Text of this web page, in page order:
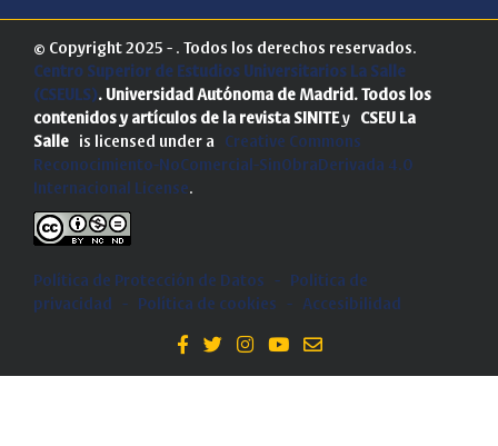
© Copyright 2025 - . Todos los derechos reservados.
Centro Superior de Estudios Universitarios La Salle
(CSEULS). Universidad Autónoma de Madrid. Todos los
contenidos y artículos de la revista SINITEy CSEU La
Salle is licensed under a Creative Commons
Reconocimiento-NoComercial-SinObraDerivada 4.0
Internacional License.
Política de Protección de Datos -
Politica de
privacidad
- Política de cookies - Accesibilidad